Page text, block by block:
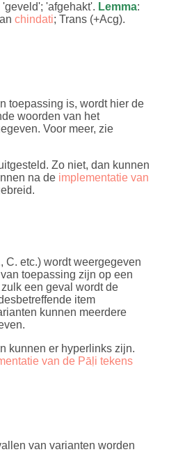
'afgehakt'. Lemma:
chindati; Trans (+Acg).
toepassing is, wordt hier de
woorden van het
Voor meer, zie
Zo niet, dan kunnen
na de implementatie van
C. etc.) wordt weergegeven
toepassing zijn op een
een geval wordt de
item
kunnen meerdere
kunnen er hyperlinks zijn.
van de Pāḷi tekens
van varianten worden